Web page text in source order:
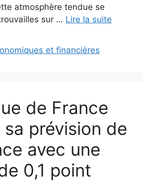
atmosphère tendue se
sur … Lire la suite
et financières
de France
prévision de
avec une
0,1 point